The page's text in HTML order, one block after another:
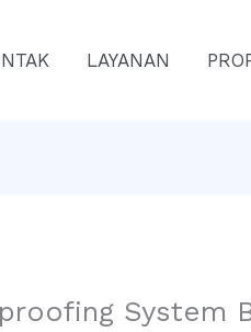
LAYANAN
System